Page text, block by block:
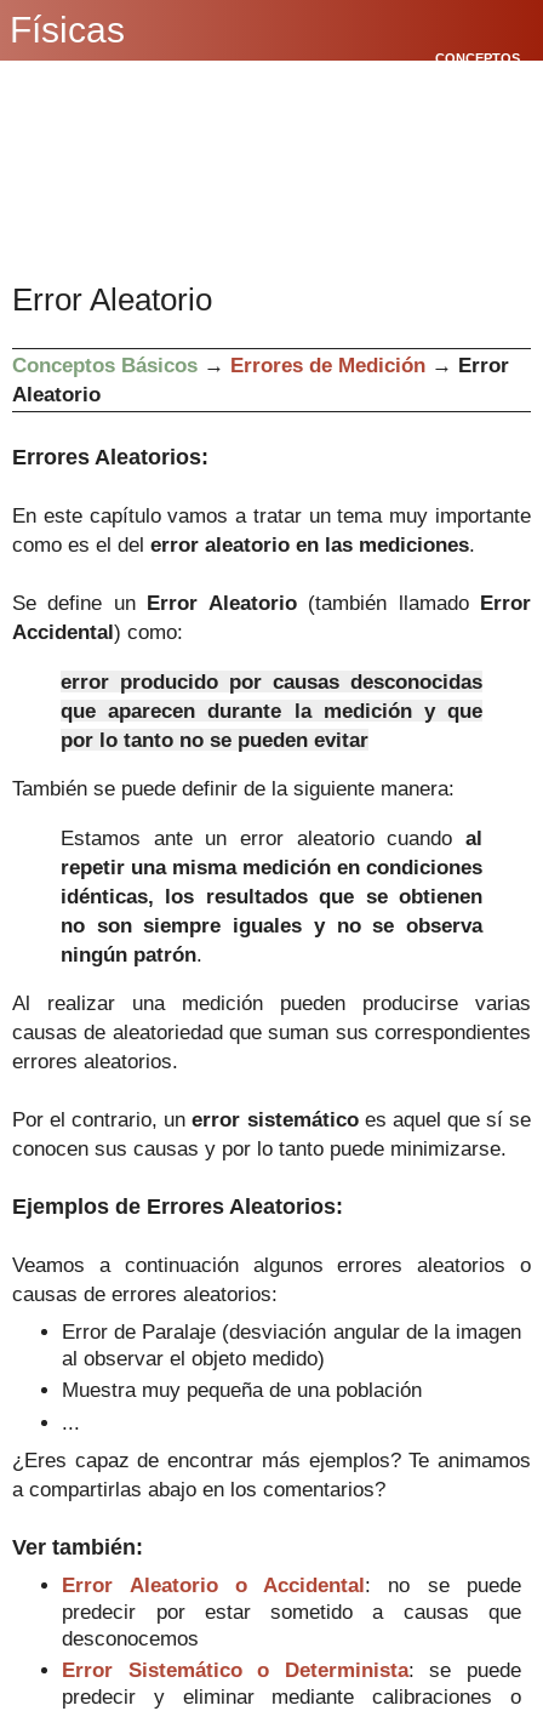
Físicas
CONCEPTOS
Error Aleatorio
Conceptos Básicos → Errores de Medición →
Error
Aleatorio
Errores Aleatorios:
En este capítulo vamos a tratar un tema muy importante
como es el del error aleatorio en las mediciones.
Se define un Error Aleatorio(también llamado Error
Accidental) como:
error producido por causas desconocidas
que aparecen durante la medición y que
por lo tanto no se pueden evitar
También se puede definir de la siguiente manera:
Estamos ante un error aleatorio cuando al
repetir una misma medición en condiciones
idénticas, los resultados que se obtienen
no son siempre iguales y no se observa
ningún patrón
Al realizar una medición pueden producirse varias
causas de aleatoriedad que suman sus correspondientes
errores aleatorios.
Por el contrario, unerror sistemáticoes aquel que sí se
conocen sus causas y por lo tanto puede minimizarse.
Ejemplos de Errores Aleatorios:
Veamos a continuación algunos errores aleatorios o
causas de errores aleatorios:
Error de Paralaje (desviación angular de la imagen
al observar el objeto medido)
Muestra muy pequeña de una población
¿Eres capaz de encontrar más ejemplos? Te animamos
a compartirlas abajo en los comentarios?
Ver también:
Error Aleatorio o Accidental: no se puede
predecir por estar sometido a causas que
desconocemos
Error Sistemático o Determinista: se puede
predecir y eliminar mediante calibraciones o